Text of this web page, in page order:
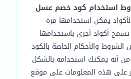
استخدام كود خصم عسل
يمكن استخدامها مرة
أكواد أخرى باستخدامها
والأحكام الخاصة بالكود
أنه يمكنك استخدامه بالشكل
على هذه المعلومات على موقع